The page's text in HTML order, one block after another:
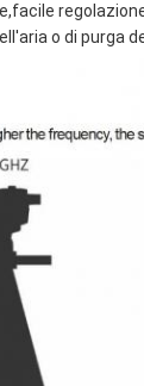
o di purga